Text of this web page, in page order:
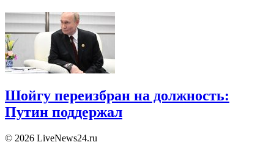
Шойгу переизбран на должность:
Путин поддержал
© 2026 LiveNews24.ru